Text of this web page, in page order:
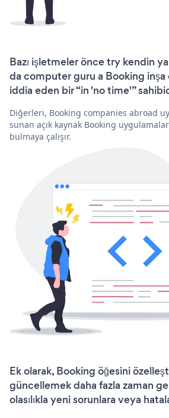
Bazı işletmeler önce try kendin
da computer guru a Booking
iddia eden bir “in 'no time'”
Diğerleri, Booking companies abroad
sunan açık kaynak Booking
bulmaya çalışır.
Ek olarak, Booking öğesini
güncellemek daha fazla zaman
olasılıkla yeni sorunlara veya